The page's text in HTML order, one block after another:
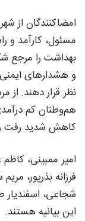
امضاکنندگان از
مسئول، کارآمد و
بهداشت را مرجع
و هشدارهای
نظر قرار دهند. از
هم‌وطنان کم
کاهش شدید رفت و
امیر ممبینی،
فرزانه بذرپور،
شجاعی، اسفندیار
این بیانیه هستند.